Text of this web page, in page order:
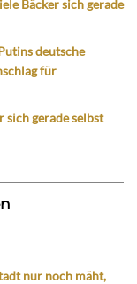
Bäcker sich gerade
deutsche
für
sich gerade selbst
nur noch mäht,